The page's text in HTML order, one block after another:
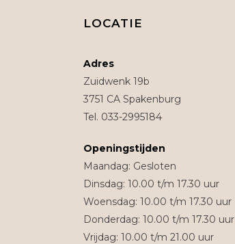
LOCATIE
Adres
Zuidwenk 19b
3751 CA Spakenburg
Tel. 033-2995184
Openingstijden
Maandag: Gesloten
Dinsdag: 10.00 t/m 17.30 uur
Woensdag: 10.00 t/m 17.30 uur
Donderdag: 10.00 t/m 17.30 uur
Vrijdag: 10.00 t/m 21.00 uur